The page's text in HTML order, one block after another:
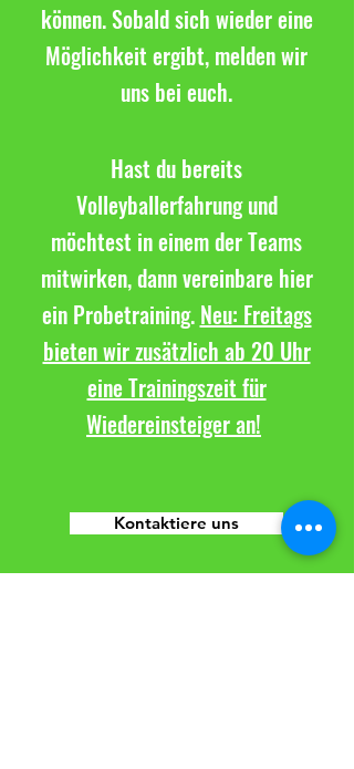
können. Sobald sich wieder eine
Möglichkeit ergibt, melden wir
uns bei euch.
Hast du bereits
Volleyballerfahrung und
möchtest in einem der Teams
mitwirken, dann vereinbare hier
ein Probetraining. Neu: Freitags
bieten wir zusätzlich ab 20 Uhr
eine Trainingszeit für
Wiedereinsteiger an!
Kontaktiere uns